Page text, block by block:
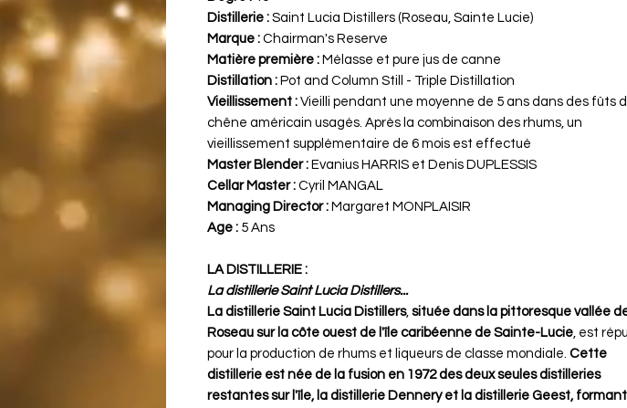
Distillerie : Saint Lucia Distillers (Roseau, Sainte Lucie)
Marque : Chairman's Reserve
Matière première : Mélasse et pure jus de canne
Distillation : Pot and Column Still - Triple Distillation
Vieillissement : Vieilli pendant une moyenne de 5 ans dans des fûts
chêne américain usagés. Après la combinaison des rhums, un
vieillissement supplémentaire de 6 mois est effectué
Master Blender : Evanius HARRIS et Denis DUPLESSIS
Cellar Master : Cyril MANGAL
Managing Director : Margaret MONPLAISIR
Age : 5 Ans
LA DISTILLERIE :
La distillerie Saint Lucia Distillers...
La distillerie Saint Lucia Distillers, située dans la pittoresque vallée
Roseau sur la côte ouest de l'île caribéenne de Sainte-Lucie , est
pour la production de rhums et liqueurs de classe mondiale. Cette
distillerie est née de la fusion en 1972 des deux seules distilleries
restantes sur l'île, la distillerie Dennery et la distillerie Geest,